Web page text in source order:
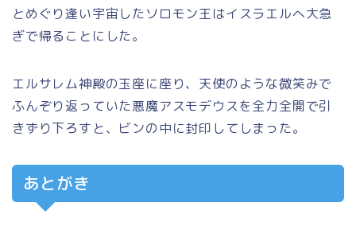
とめぐり逢い宇宙したソロモン王はイスラエルへ大急
ぎで帰ることにした。
エルサレム神殿の玉座に座り、天使のような微笑みで
ふんぞり返っていた悪魔アスモデウスを全力全開で引
きずり下ろすと、ビンの中に封印してしまった。
あとがき